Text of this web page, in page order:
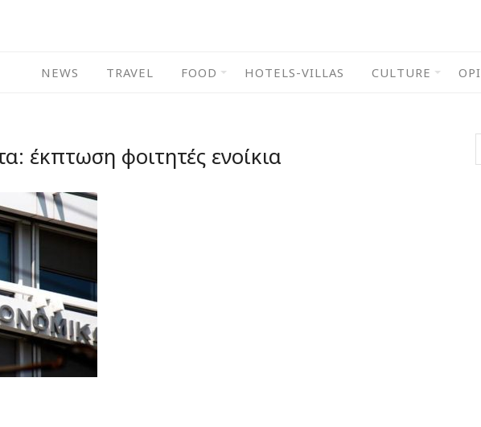
NEWS TRAVEL FOOD HOTELS-VILLAS CULTURE
έκπτωση φοιτητές ενοίκια